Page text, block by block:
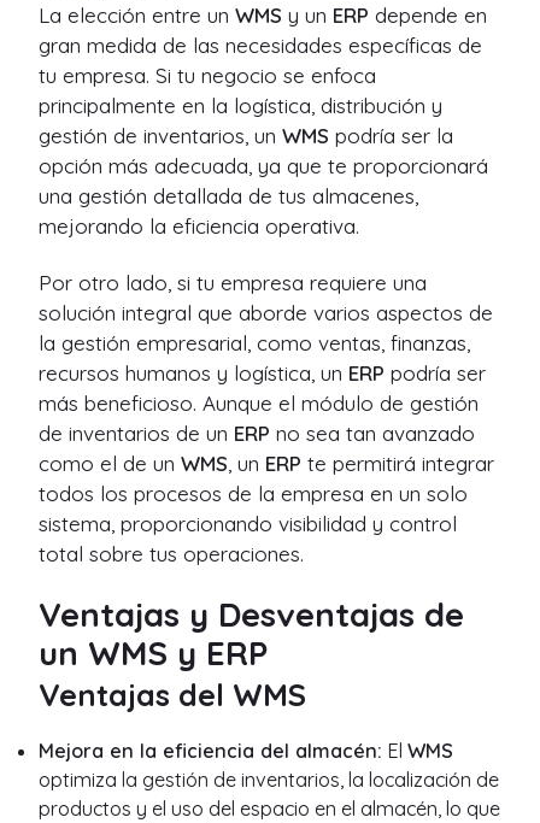
La elección entre un WMS y un ERP depende en
gran medida de las necesidades específicas de
tu empresa. Si tu negocio se enfoca
principalmente en la logística, distribución y
gestión de inventarios, un WMS podría ser la
opción más adecuada, ya que te proporcionará
una gestión detallada de tus almacenes,
mejorando la eficiencia operativa.
Por otro lado, si tu empresa requiere una
solución integral que aborde varios aspectos de
la gestión empresarial, como ventas, finanzas,
recursos humanos y logística, un ERP podría ser
más beneficioso. Aunque el módulo de gestión
de inventarios de un ERP no sea tan avanzado
como el de un WMS , un ERP te permitirá integrar
todos los procesos de la empresa en un solo
sistema, proporcionando visibilidad y control
total sobre tus operaciones.
Ventajas y Desventajas de
un WMS y ERP
Ventajas del WMS
Mejora en la eficiencia del almacén: El WMS
optimiza la gestión de inventarios, la localización de
productos y el uso del espacio en el almacén, lo que